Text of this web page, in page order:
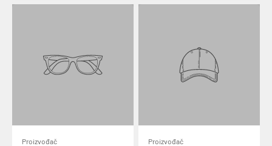
Proizvođač Proizvođač